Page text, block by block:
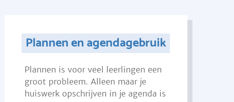
Plannen en agendagebruik
Plannen is voor veel leerlingen een
groot probleem. Alleen maar je
huiswerk opschrijven in je agenda is